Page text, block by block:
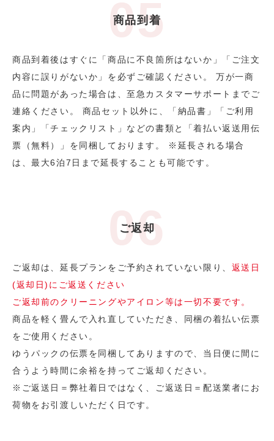
商品到着
商品到着後はすぐに「商品に不良箇所はないか」「ご注文
内容に誤りがないか」を必ずご確認ください。 万が一商
品に問題があった場合は、至急カスタマーサポートまでご
連絡ください。 商品セット以外に、「納品書」「ご利用
案内」「チェックリスト」などの書類と「着払い返送用伝
票（無料）」を同梱しております。 ※延長される場合
は、最大6泊7日まで延長することも可能です。
ご返却
ご返却は、延長プランをご予約されていない限り、 返送日
(返却日)にご返送ください
ご返却前のクリーニングやアイロン等は一切不要です。
商品を軽く畳んで入れ直していただき、同梱の着払い伝票
をご使用ください。
ゆうパックの伝票を同梱してありますので、当日便に間に
合うよう時間に余裕を持ってご返却ください。
※ご返送日＝弊社着日ではなく、ご返送日＝配送業者にお
荷物をお引渡しいただく日です。